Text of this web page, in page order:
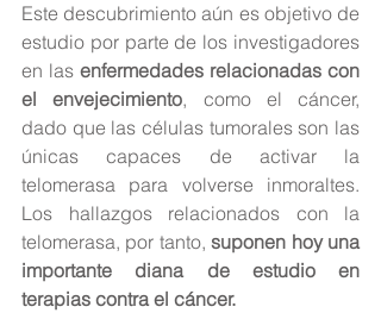
Este descubrimiento aún es objetivo de
estudio por parte de los investigadores
en las enfermedades relacionadas con
el envejecimiento, como el cáncer,
dado que las células tumorales son las
únicas capaces de activar la
telomerasa para volverse inmoraltes.
Los hallazgos relacionados con la
telomerasa, por tanto, suponen hoy una
importante diana de estudio en
terapias contra el cáncer.